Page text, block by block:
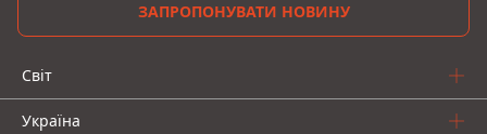
ЗАПРОПОНУВАТИ НОВИНУ
Світ
Україна